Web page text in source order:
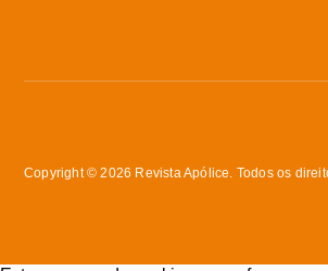
Copyright © 2026 Revista Apólice. Todos os